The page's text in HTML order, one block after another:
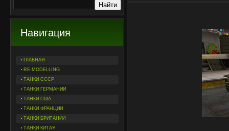
Навигация
ГЛАВНАЯ
RE-MODELLING
ТАНКИ СССР
ТАНКИ ГЕРМАНИИ
ТАНКИ США
ТАНКИ ФРАНЦИИ
ТАНКИ БРИТАНИИ
ТАНКИ КИТАЯ